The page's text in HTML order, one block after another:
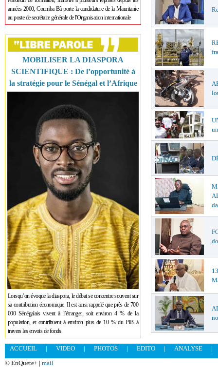
années 2000, Coumba Bâ porte la candidature de la Mauritanie
au poste de secrétaire générale de l'Organisation internationale
MOBILISER LA DIASPORA
SCIENTIFIQUE : De l’opportunité à
la stratégie pour le Sénégal et l’Afrique
Lorsqu’on évoque la diaspora, le débat se concentre souvent sur
sa contribution économique. Il est ainsi rappelé que près de 700
000 Sénégalais vivent à l’étranger, soit environ 4 % de la
population, et contribuent à environ plus de 10 % du PIB à
travers les envois de fonds.
ACCUEIL | VIDEO | PHOTOS | EDITO | ANALYSE
|
© EnQuete+ | mail